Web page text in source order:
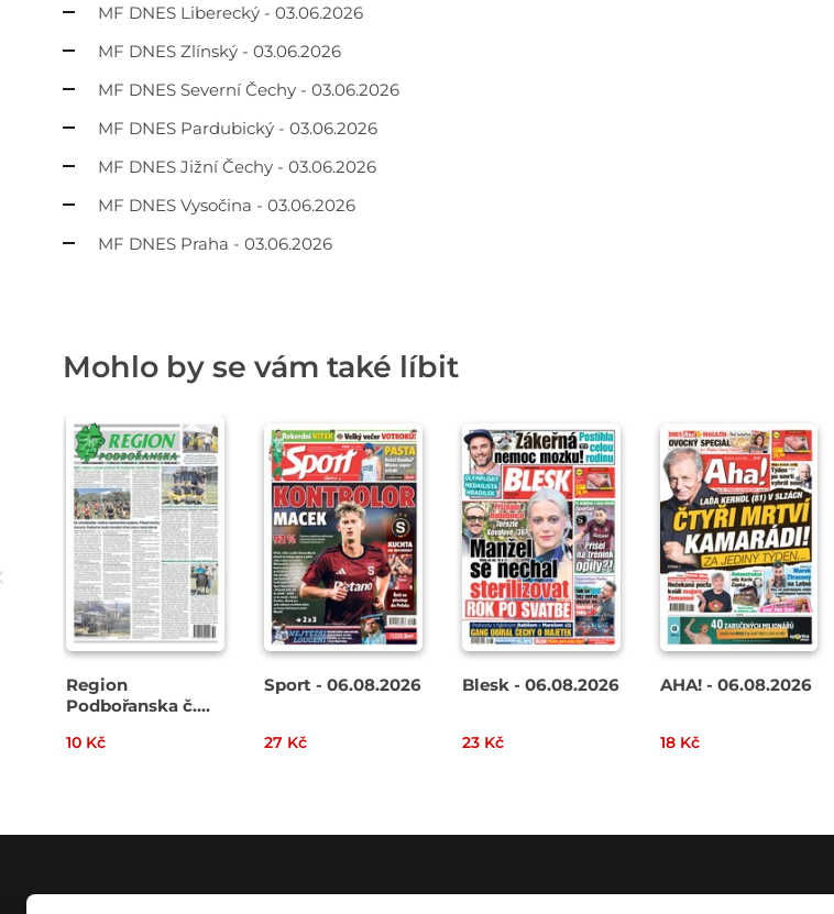
MF DNES Liberecký - 03.06.2026
MF DNES Zlínský - 03.06.2026
MF DNES Severní Čechy - 03.06.2026
MF DNES Pardubický - 03.06.2026
MF DNES Jižní Čechy - 03.06.2026
MF DNES Vysočina - 03.06.2026
MF DNES Praha - 03.06.2026
Mohlo by se vám také líbit
Region
Podbořanska č.
10 Kč
Sport - 06.08.2026
27 Kč
Blesk - 06.08.2026
23 Kč
AHA! - 06.08.2026
18 Kč